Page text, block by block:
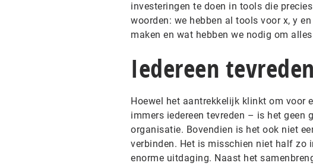
investeringen te doen in tools die
woorden: we hebben al tools voor x, y
maken en wat hebben we nodig om
Iedereen tevreden
Hoewel het aantrekkelijk klinkt om voor
immers iedereen tevreden – is het geen
organisatie. Bovendien is het ook niet
verbinden. Het is misschien niet half zo
enorme uitdaging. Naast het